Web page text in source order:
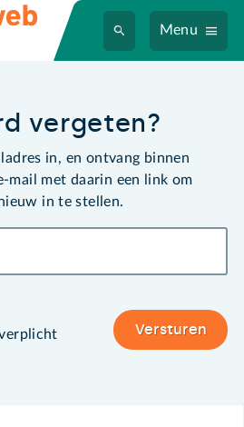
Menu
vergeten?
in, en ontvang binnen
mail met daarin een link om
in te stellen.
Versturen